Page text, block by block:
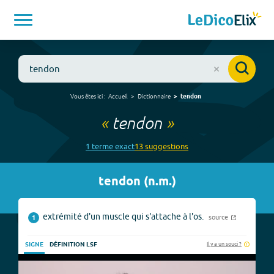
Vous êtes ici : Accueil Dictionnaire tendon
« tendon »
1 termeexact13suggestions
tendon (n.m.)
1 extrémité d'un muscle qui s'attache à l'os. source
SIGNE DÉFINITION LSF Il y a un souci ?